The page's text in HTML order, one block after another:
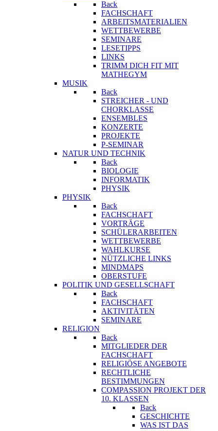
Back
FACHSCHAFT
ARBEITSMATERIALIEN
WETTBEWERBE
SEMINARE
LESETIPPS
LINKS
TRIMM DICH FIT MIT
MATHEGYM
MUSIK
Back
STREICHER - UND
CHORKLASSE
ENSEMBLES
KONZERTE
PROJEKTE
P-SEMINAR
NATUR UND TECHNIK
Back
BIOLOGIE
INFORMATIK
PHYSIK
PHYSIK
Back
FACHSCHAFT
VORTRÄGE
SCHÜLERARBEITEN
WETTBEWERBE
WAHLKURSE
NÜTZLICHE LINKS
MINDMAPS
OBERSTUFE
POLITIK UND GESELLSCHAFT
Back
FACHSCHAFT
AKTIVITÄTEN
SEMINARE
RELIGION
Back
MITGLIEDER DER
FACHSCHAFT
RELIGIÖSE ANGEBOTE
RECHTLICHE
BESTIMMUNGEN
COMPASSION PROJEKT DER
10. KLASSEN
Back
GESCHICHTE
WAS IST DAS